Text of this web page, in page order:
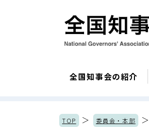
全国知事会の紹介
TOP ＞ 委員会・本部